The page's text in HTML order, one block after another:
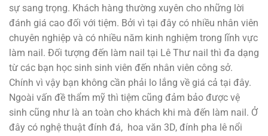
sự sang trọng. Khách hàng thường xuyên cho những lời
đánh giá cao đối với tiệm. Bởi vì tại đây có nhiều nhân viên
chuyên nghiệp và có nhiều năm kinh nghiệm trong lĩnh vực
làm nail. Đối tượng đến làm nail tại Lê Thư nail thì đa dạng
từ các bạn học sinh sinh viên đến nhân viên công sở.
Chính vì vậy bạn không cần phải lo lắng về giá cả tại đây.
Ngoài vấn đề thẩm mỹ thì tiệm cũng đảm bảo được vệ
sinh cũng như là an toàn cho khách khi mà đến làm nail. Ở
đây có nghệ thuật đính đá, hoa văn 3D, đính pha lê nổi